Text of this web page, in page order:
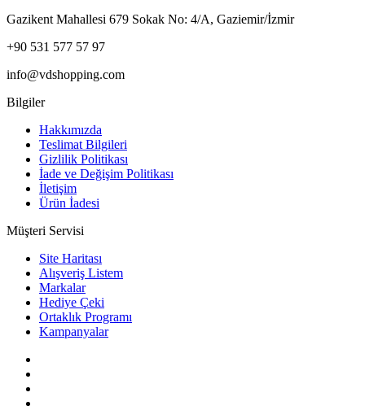
Gazikent Mahallesi 679 Sokak No: 4/A, Gaziemir/İzmir
+90 531 577 57 97
info@vdshopping.com
Bilgiler
Hakkımızda
Teslimat Bilgileri
Gizlilik Politikası
İade ve Değişim Politikası
İletişim
Ürün İadesi
Müşteri Servisi
Site Haritası
Alışveriş Listem
Markalar
Hediye Çeki
Ortaklık Programı
Kampanyalar